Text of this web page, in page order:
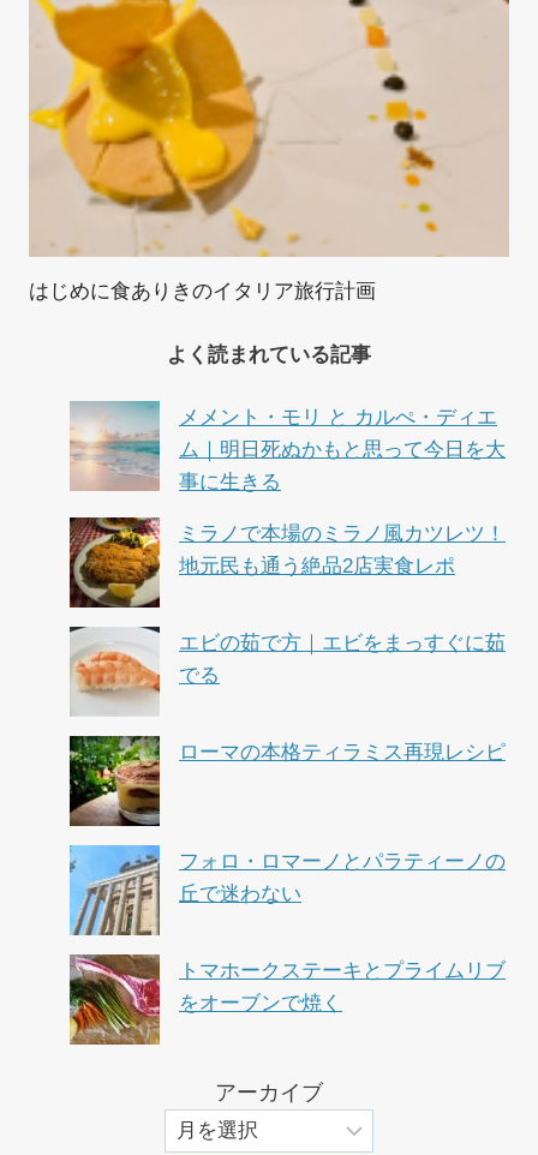
はじめに食ありきのイタリア旅行計画
よく読まれている記事
メメント・モリ と カルぺ・ディエ
ム｜明日死ぬかもと思って今日を大
事に生きる
ミラノで本場のミラノ風カツレツ！
地元民も通う絶品2店実食レポ
エビの茹で方｜エビをまっすぐに茹
でる
ローマの本格ティラミス再現レシピ
フォロ・ロマーノとパラティーノの
丘で迷わない
トマホークステーキとプライムリブ
をオーブンで焼く
アーカイブ